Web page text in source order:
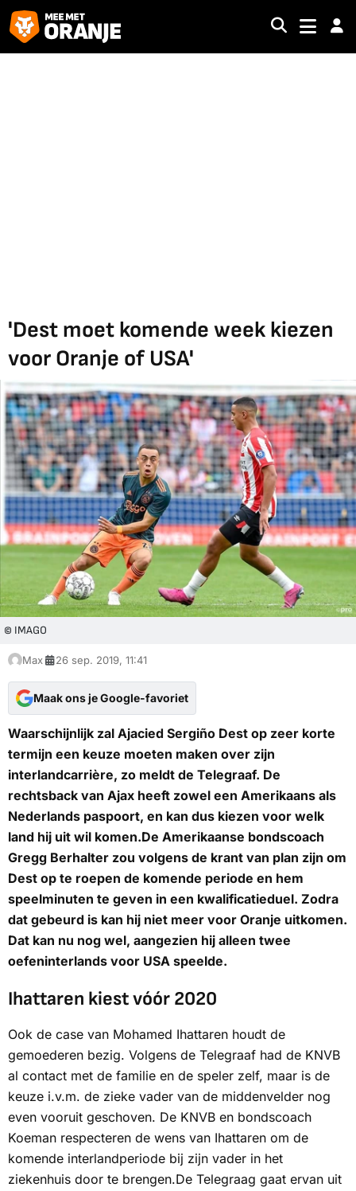
'Dest moet komende week kiezen
voor Oranje of USA'
© IMAGO
Max 26 sep. 2019, 11:41
Maak ons je Google-favoriet
Waarschijnlijk zal Ajacied Sergiño Dest op zeer korte
termijn een keuze moeten maken over zijn
interlandcarrière, zo meldt de Telegraaf. De
rechtsback van Ajax heeft zowel een Amerikaans als
Nederlands paspoort, en kan dus kiezen voor welk
land hij uit wil komen.De Amerikaanse bondscoach
Gregg Berhalter zou volgens de krant van plan zijn om
Dest op te roepen de komende periode en hem
speelminuten te geven in een kwalificatieduel. Zodra
dat gebeurd is kan hij niet meer voor Oranje uitkomen.
Dat kan nu nog wel, aangezien hij alleen twee
oefeninterlands voor USA speelde.
Ihattaren kiest vóór 2020
Ook de case van Mohamed Ihattaren houdt de
gemoederen bezig. Volgens de Telegraaf had de KNVB
al contact met de familie en de speler zelf, maar is de
keuze i.v.m. de zieke vader van de middenvelder nog
even vooruit geschoven. De KNVB en bondscoach
Koeman respecteren de wens van Ihattaren om de
komende interlandperiode bij zijn vader in het
ziekenhuis door te brengen.De Telegraag gaat ervan uit